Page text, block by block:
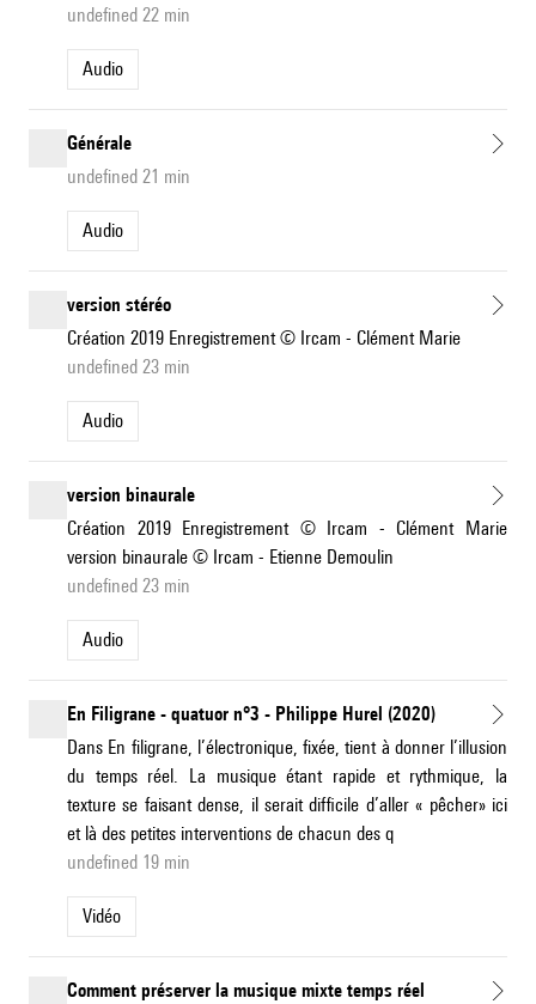
undefined 22 min
Audio
Générale
undefined 21 min
Audio
version stéréo
Création 2019 Enregistrement © Ircam - Clément Marie
undefined 23 min
Audio
version binaurale
Création 2019 Enregistrement © Ircam - Clément Marie
version binaurale © Ircam - Etienne Demoulin
undefined 23 min
Audio
En Filigrane - quatuor n°3 - Philippe Hurel (2020)
Dans En filigrane, l’électronique, fixée, tient à donner l’illusion
du temps réel. La musique étant rapide et rythmique, la
texture se faisant dense, il serait difficile d’aller « pêcher» ici
et là des petites interventions de chacun des q
undefined 19 min
Vidéo
Comment préserver la musique mixte temps réel